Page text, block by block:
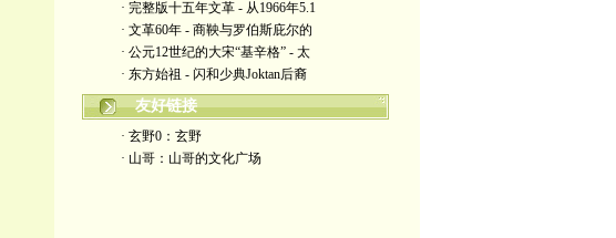
· 完整版十五年文革 - 从1966年5.1
· 文革60年 - 商鞅与罗伯斯庇尔的
· 公元12世纪的大宋“基辛格” - 太
· 东方始祖 - 闪和少典Joktan后裔
友好链接
· 玄野0：玄野
· 山哥：山哥的文化广场